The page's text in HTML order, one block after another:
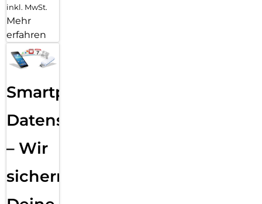
inkl. MwSt.
Mehr
erfahren
Smartphone
Datensicherung
– Wir
sichern